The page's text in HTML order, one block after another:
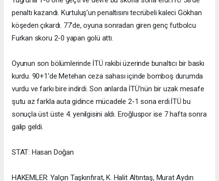
penaltı kazandı. Kurtuluş’un penaltısını tecrübeli kaleci Gökhan
köşeden çıkardı. 77’de, oyuna sonradan giren genç futbolcu
Furkan skoru 2-0 yapan golü attı.
Oyunun son bölümlerinde İTÜ rakibi üzerinde bunaltıcı bir baskı
kurdu. 90+1’de Metehan ceza sahası içinde bomboş durumda
vurdu ve farkı bire indirdi. Son anlarda İTÜ’nün bir uzak mesafe
şutu az farkla auta gidince mücadele 2-1 sona erdi.İTÜ bu
sonuçla üst üste 4. yenilgisini aldı. Eroğluspor ise 7 hafta sonra
galip geldi.
STAT: Hasan Doğan
HAKEMLER: Yalçın Taşkınfırat, K. Halit Altıntaş, Murat Aydın